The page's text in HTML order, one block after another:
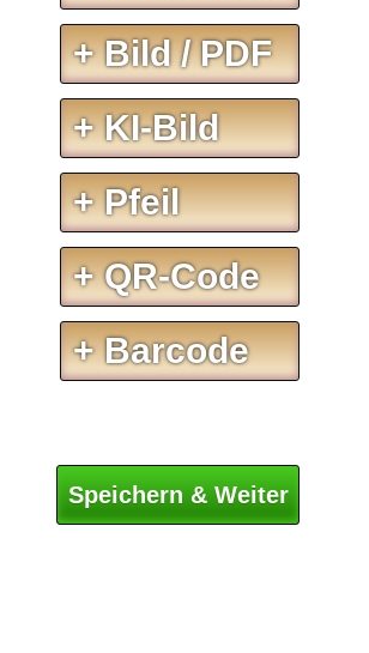
+ Bild / PDF
+ KI-Bild
+ Pfeil
+ QR-Code
+ Barcode
Speichern & Weiter